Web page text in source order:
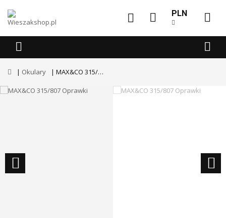
PLN
Okulary MAX&CO 315/807 Oprawki